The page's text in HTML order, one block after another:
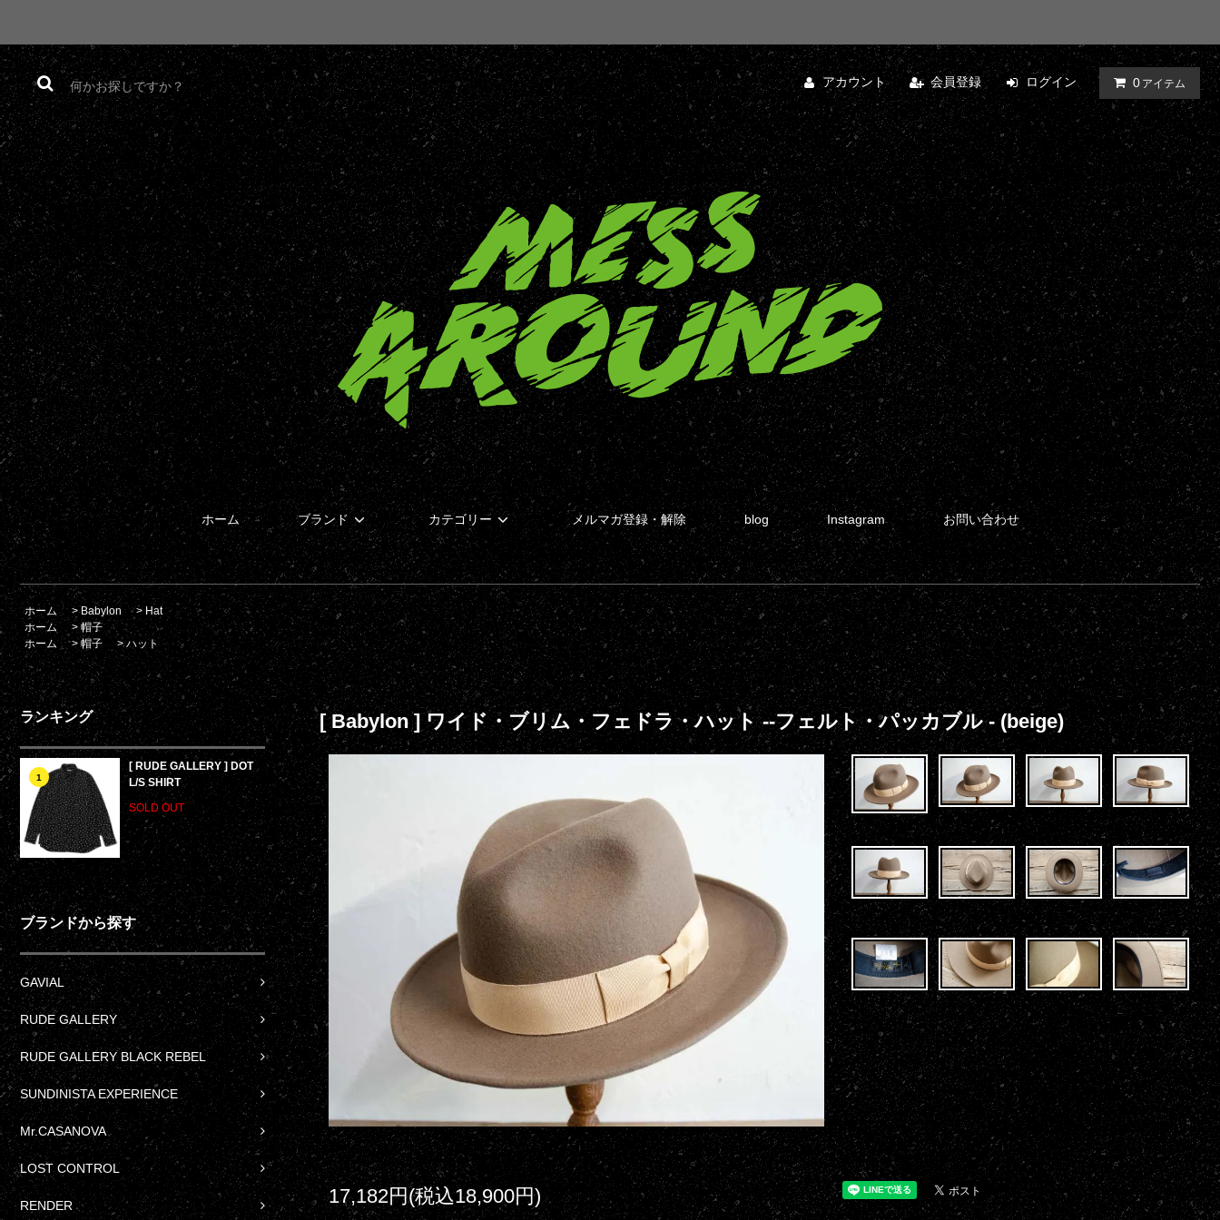
アカウント 会員登録 ログイン 0 アイテム
ホーム ブランド カテゴリー メルマガ登録・解除 blog Instagram お問い合わせ
ホーム > Babylon > Hat
ホーム
> 帽子
ホーム
>帽子 >ハット
ランキング
1
[ RUDE GALLERY ] DOT
L/S SHIRT
SOLD OUT
ブランドから探す
GAVIAL
RUDE GALLERY
RUDE GALLERY BLACK REBEL
SUNDINISTA EXPERIENCE
Mr.CASANOVA
LOST CONTROL
RENDER
[ Babylon ] ワイド・ブリム・フェドラ・ハット --フェルト・パッカブル - (beige)
17,182円(税込18,900円)